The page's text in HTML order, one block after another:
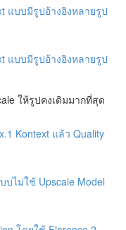
แบบมีรูปอ้างอิงหลายรูป
แบบมีรูปอ้างอิงหลายรูป
ให้รูปคงเดิมมากที่สุด
Kontext แล้ว Quality
บไม่ใช้ Upscale Model